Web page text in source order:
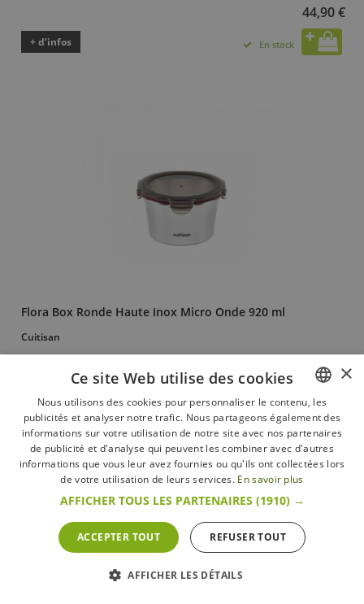
44,90 €
+ d’infos En stock
Flora Box Ronde Haute Inox Micro Onde 920 ml
Cuitisan
16,95 €
FRENCH
DUTCH
×
Ce site Web utilise des cookies
Nous utilisons des cookies pour personnaliser le contenu, les
publicités et analyser notre trafic. Nous partageons également des
informations sur votre utilisation de notre site avec nos partenaires
de publicité et d'analyse qui peuvent les combiner avec d'autres
informations que vous leur avez fournies ou qu'ils ont collectées lors
de votre utilisation de leurs services. En savoir plus
AFFICHER TOUS LES PARTENAIRES (1910) →
ACCEPTER TOUT REFUSER TOUT
AFFICHER LES DÉTAILS